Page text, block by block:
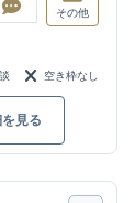
その他
空き枠なし
見る